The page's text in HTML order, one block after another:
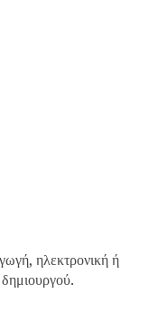
ηλεκτρονική ή